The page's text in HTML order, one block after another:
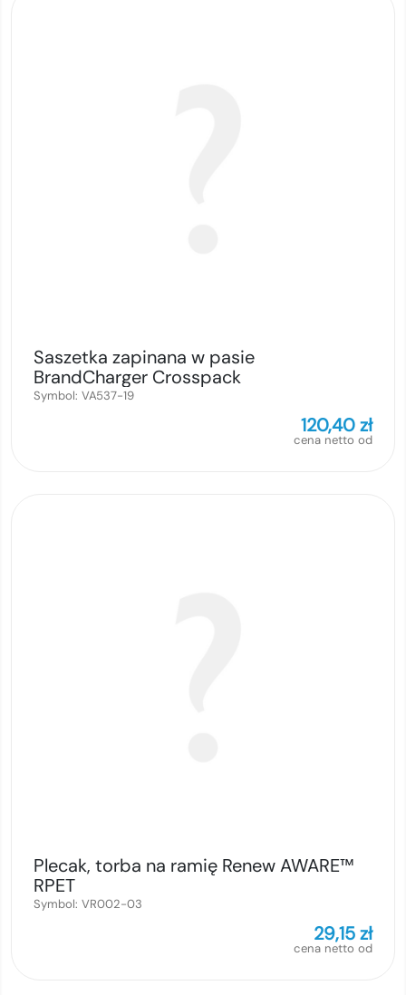
Saszetka zapinana w pasie
BrandCharger Crosspack
Symbol: VA537-19
120,40zł
cena netto od
Plecak, torba na ramię Renew AWARE™
RPET
Symbol: VR002-03
29,15zł
cena netto od